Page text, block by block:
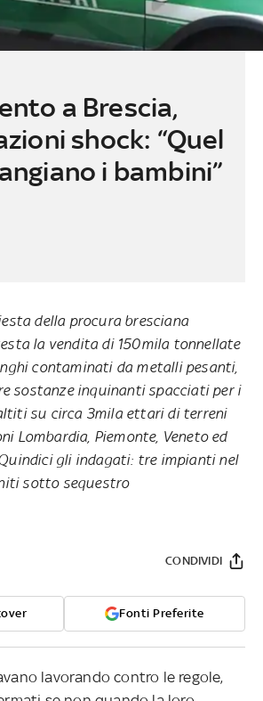
a Brescia,
shock: “Quel
i bambini”
della procura bresciana
la vendita di 150mila tonnellate
contaminati da metalli pesanti,
sostanze inquinanti spacciati per i
su circa 3mila ettari di terreni
Lombardia, Piemonte, Veneto ed
gli indagati: tre impianti nel
sotto sequestro
Fonti Preferite
CONDIVIDI
lavorando contro le regole,